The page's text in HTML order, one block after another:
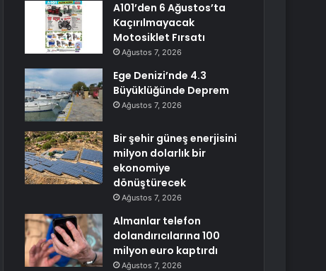
A101’den 6 Ağustos’ta
Kaçırılmayacak
Motosiklet Fırsatı
Ağustos 7, 2026
Ege Denizi’nde 4.3
Büyüklüğünde Deprem
Ağustos 7, 2026
Bir şehir güneş enerjisini
milyon dolarlık bir
ekonomiye
dönüştürecek
Ağustos 7, 2026
Almanlar telefon
dolandırıcılarına 100
milyon euro kaptırdı
Ağustos 7, 2026